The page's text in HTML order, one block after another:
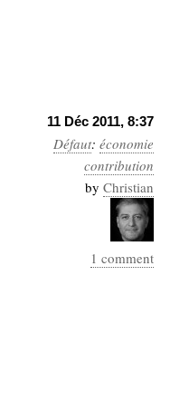
11 Déc 2011, 8:37
Défaut: économie
contribution
by Christian
1 comment